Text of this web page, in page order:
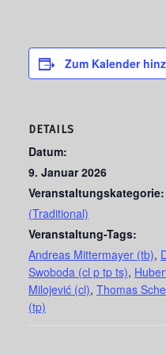
Zum Kalender
DETAILS
Datum:
9. Januar 2026
Veranstaltungskategorie:
(Traditional)
Veranstaltung-Tags:
Andreas Mittermayer (tb),
Swoboda (cl p tp ts),
Milojević (cl), Thomas
(tp)